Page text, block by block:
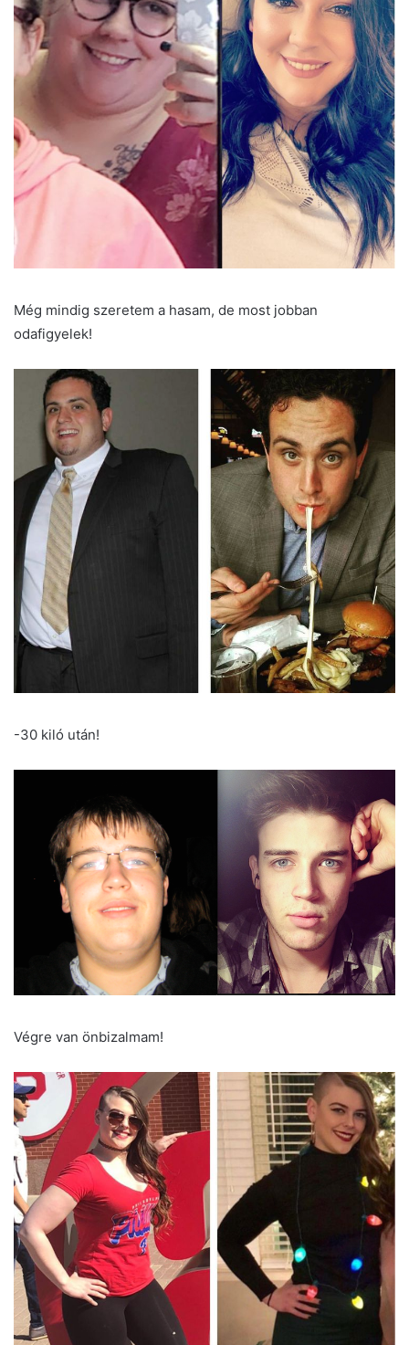
Még mindig szeretem a hasam, de most jobban
odafigyelek!
-30 kiló után!
Végre van önbizalmam!